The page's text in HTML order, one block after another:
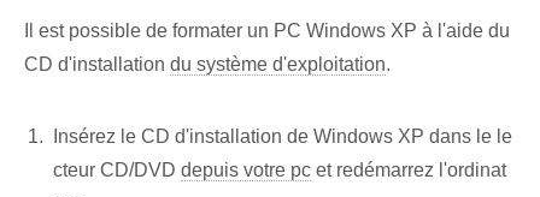
Il est possible de formater un PC Windows XP à l'aide du
CD d'installation du système d'exploitation.
Insérez le CD d'installation de Windows XP dans le le
cteur CD/DVD depuis votre pc et redémarrez l'ordinat